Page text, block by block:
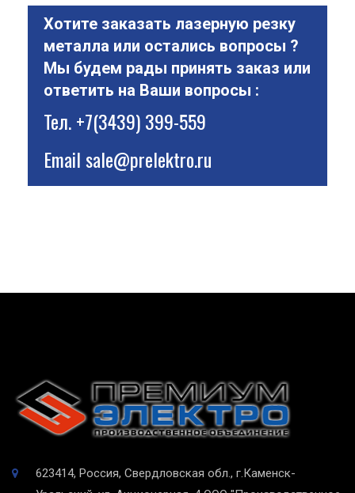
Хотите заказать лазерную резку
металла или остались вопросы ?
Мы будем рады принять заказ или
ответить на Ваши вопросы :
Тел.+7(3439) 399-559
Emailsale@prelektro.ru
623414, Россия, Свердловская обл., г.Каменск-